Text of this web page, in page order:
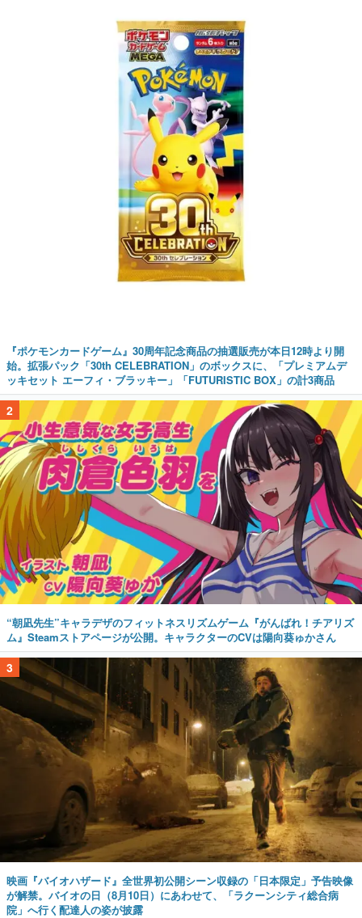
『ポケモンカードゲーム』30周年記念商品の抽選販売が本日12時より開
始。拡張パック「30th CELEBRATION」のボックスに、「プレミアムデ
ッキセット エーフィ・ブラッキー」「FUTURISTIC BOX」の計3商品
2
“朝凪先生”キャラデザのフィットネスリズムゲーム『がんばれ！チアリズ
ム』Steamストアページが公開。キャラクターのCVは陽向葵ゅかさん
3
映画『バイオハザード』全世界初公開シーン収録の「日本限定」予告映像
が解禁。バイオの日（8月10日）にあわせて、「ラクーンシティ総合病
院」へ行く配達人の姿が披露